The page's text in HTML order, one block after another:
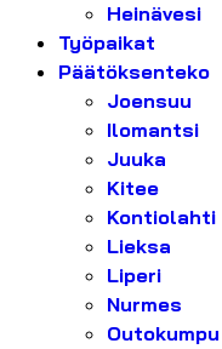
Heinävesi
Työpaikat
Päätöksenteko
Joensuu
Ilomantsi
Juuka
Kitee
Kontiolahti
Lieksa
Liperi
Nurmes
Outokumpu